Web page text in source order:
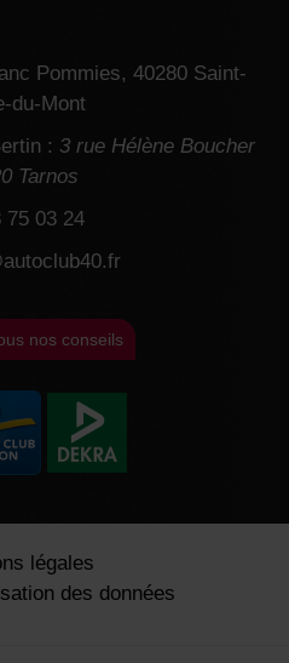
Pommies, 40280 Saint-
du-Mont
: 3 rue Hélène Boucher
Tarnos
75 03 24
nos conseils
légales
des données